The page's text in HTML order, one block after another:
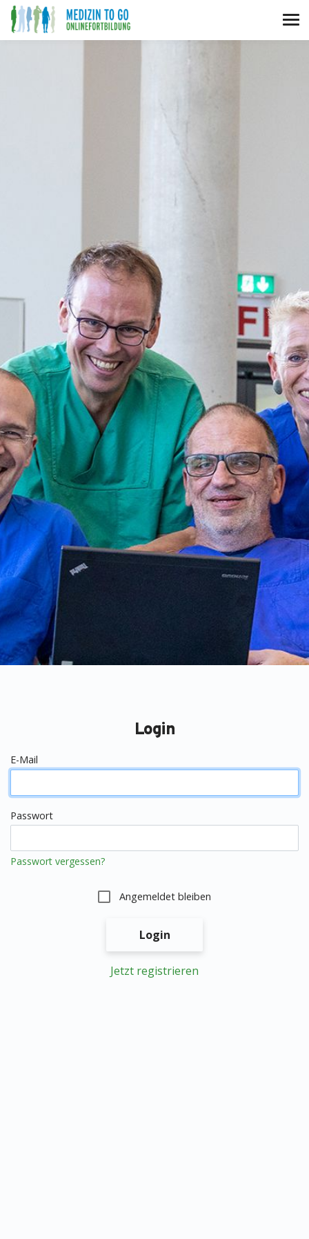
Login
E-Mail
Passwort
Passwort vergessen?
Angemeldet bleiben
Login
Jetzt registrieren